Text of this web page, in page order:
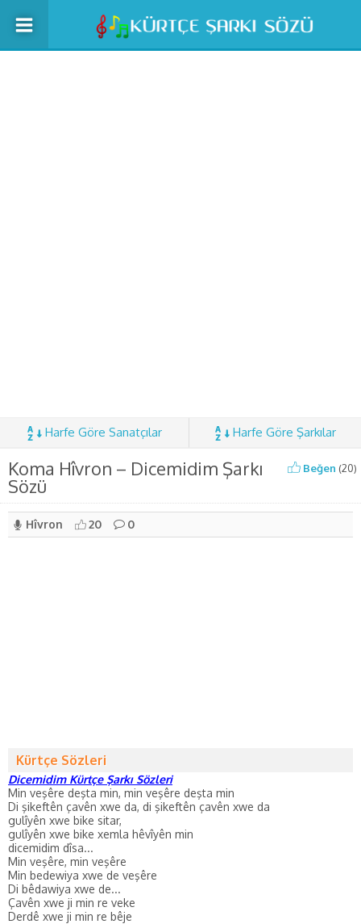
Harfe Göre Sanatçılar Harfe Göre Şarkılar
Koma Hîvron – Dicemidim Şarkı
Sözü
Beğen (20)
Hîvron 20 0
Kürtçe Sözleri
Dicemidim Kürtçe Şarkı Sözleri
Min veşêre deşta min, min veşêre deşta min
Di şikeftên çavên xwe da, di şikeftên çavên xwe da
gulîyên xwe bike sitar,
gulîyên xwe bike xemla hêvîyên min
dicemidim dîsa...
Min veşêre, min veşêre
Min bedewiya xwe de veşêre
Di bêdawiya xwe de...
Çavên xwe ji min re veke
Derdê xwe ji min re bêje